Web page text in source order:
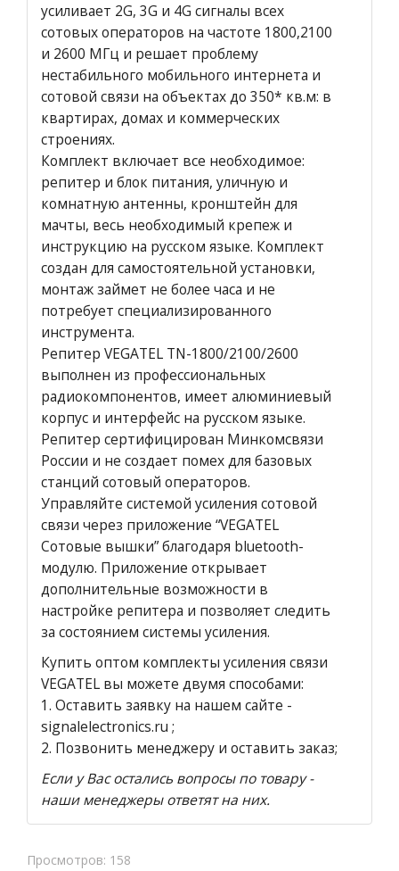
усиливает 2G, 3G и 4G сигналы всех
сотовых операторов на частоте 1800,2100
и 2600 МГц и решает проблему
нестабильного мобильного интернета и
сотовой связи на объектах до 350* кв.м: в
квартирах, домах и коммерческих
строениях.
Комплект включает все необходимое:
репитер и блок питания, уличную и
комнатную антенны, кронштейн для
мачты, весь необходимый крепеж и
инструкцию на русском языке. Комплект
создан для самостоятельной установки,
монтаж займет не более часа и не
потребует специализированного
инструмента.
Репитер VEGATEL TN-1800/2100/2600
выполнен из профессиональных
радиокомпонентов, имеет алюминиевый
корпус и интерфейс на русском языке.
Репитер сертифицирован Минкомсвязи
России и не создает помех для базовых
станций сотовый операторов.
Управляйте системой усиления сотовой
связи через приложение “VEGATEL
Сотовые вышки” благодаря bluetooth-
модулю. Приложение открывает
дополнительные возможности в
настройке репитера и позволяет следить
за состоянием системы усиления.
Купить оптом комплекты усиления связи
VEGATEL вы можете двумя способами:
1. Оставить заявку на нашем сайте -
signalelectronics.ru ;
2. Позвонить менеджеру и оставить заказ;
Если у Вас остались вопросы по товару -
наши менеджеры ответят на них.
Просмотров: 158